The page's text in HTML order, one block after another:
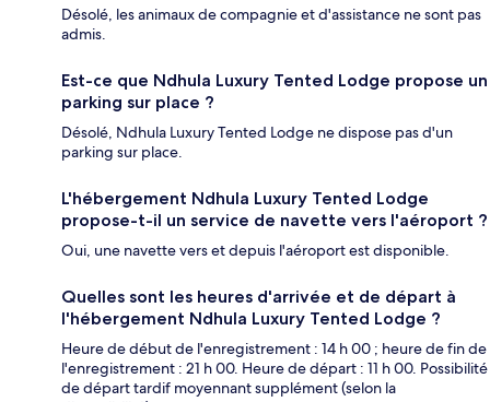
Désolé, les animaux de compagnie et d'assistance ne sont pas
admis.
Est-ce que Ndhula Luxury Tented Lodge propose un
parking sur place ?
Désolé, Ndhula Luxury Tented Lodge ne dispose pas d'un
parking sur place.
L'hébergement Ndhula Luxury Tented Lodge
propose-t-il un service de navette vers l'aéroport ?
Oui, une navette vers et depuis l'aéroport est disponible.
Quelles sont les heures d'arrivée et de départ à
l'hébergement Ndhula Luxury Tented Lodge ?
Heure de début de l'enregistrement : 14 h 00 ; heure de fin de
l'enregistrement : 21 h 00. Heure de départ : 11 h 00. Possibilité
de départ tardif moyennant supplément (selon la